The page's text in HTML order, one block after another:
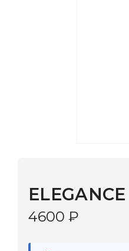
3–5 дней |